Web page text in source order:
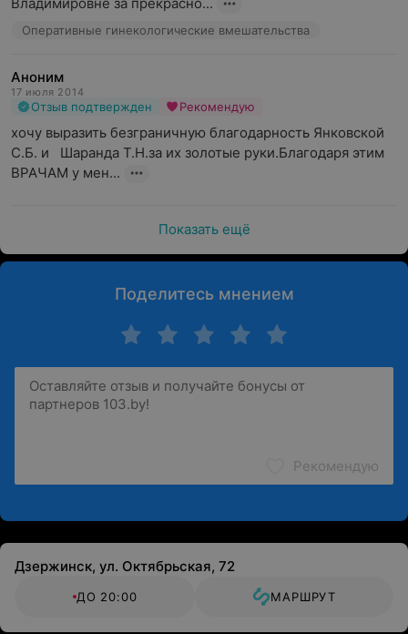
Оперативные гинекологические вмешательства
Аноним
17 июля 2014
Отзыв подтвержден Рекомендую
хочу выразить безграничную благодарность Янковской
С.Б. и   Шаранда Т.Н.за их золотые руки.Благодаря этим
ВРАЧАМ у мен...
Показать ещё
Поделитесь мнением
Рекомендую
Дзержинск, ул. Октябрьская, 72
ДО 20:00 МАРШРУТ